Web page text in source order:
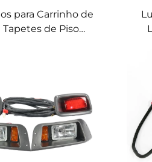
para Carrinho de
Tapetes de Piso